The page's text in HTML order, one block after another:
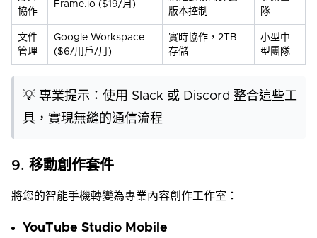
協作
Frame.io ($19/月)
版本控制
隊
文件
管理
Google Workspace
($6/用戶/月)
實時協作，2TB
存儲
小型中
型團隊
💡 專業提示：使用 Slack 或 Discord 整合這些工
具，實現無縫的通信流程
9. 移動創作套件
將您的智能手機轉變為專業內容創作工作室：
YouTube Studio Mobile